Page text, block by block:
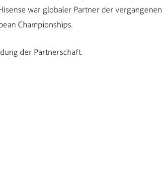
war globaler Partner der vergangenen
Championships.
der Partnerschaft.